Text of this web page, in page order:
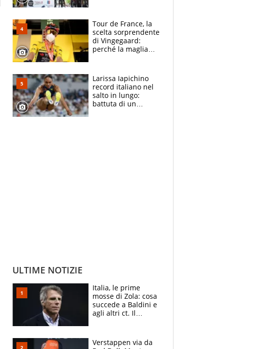
compagni
Tour de France, la
scelta sorprendente
di Vingegaard:
perché la maglia
rischio da evitare
Larissa Iapichino
record italiano nel
salto in lungo:
battuta di un
ULTIME NOTIZIE
Italia, le prime
mosse di Zola: cosa
succede a Baldini e
agli altri ct. Il
azzurri
Verstappen via da